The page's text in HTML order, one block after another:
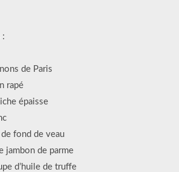
:
de Paris
rapé
épaisse
fond de veau
jambon de parme
d’huile de truffe